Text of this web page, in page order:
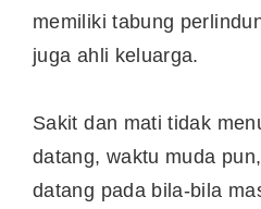
memiliki tabung
juga ahli keluarga.
Sakit dan mati tidak
datang, waktu muda
datang pada bila-bila